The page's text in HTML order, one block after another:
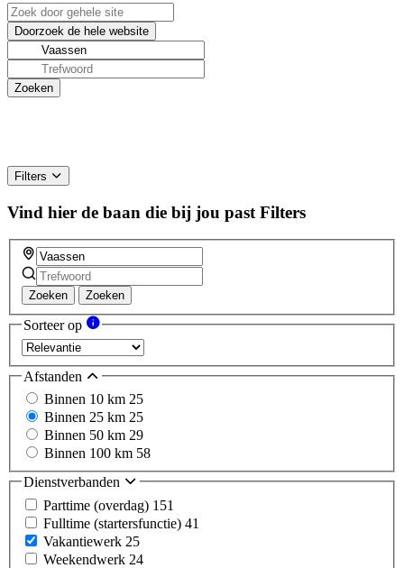
Filters
Vind hier de baan die bij jou past Filters
Zoeken Zoeken
Sorteer op
Afstanden
Binnen 10 km 25
Binnen 25 km 25
Binnen 50 km 29
Binnen 100 km 58
Dienstverbanden
Parttime (overdag) 151
Fulltime (startersfunctie) 41
Vakantiewerk 25
Weekendwerk 24